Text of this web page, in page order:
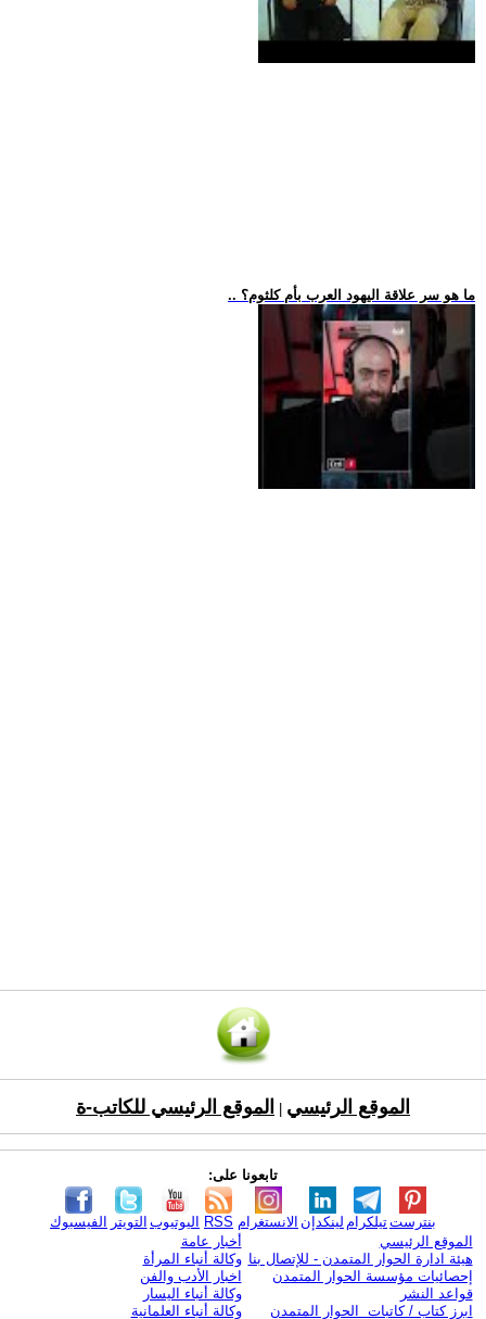
.. ما هو سر علاقة اليهود العرب بأم كلثوم؟
الموقع الرئيسي الموقع الرئيسي للكاتب-ة
تابعونا على:
الفيسبوك التويتر اليوتيوب RSS الانستغرام لينكدإن تيلكرامبنترست
الموقع الرئيسي
هيئة ادارة الحوار المتمدن - للإتصال بنا
إحصائيات مؤسسة الحوار المتمدن
قواعد النشر
ابرز كتاب / كاتبات الحوار المتمدن
أخبار عامة
وكالة أنباء المرأة
اخبار الأدب والفن
وكالة أنباء اليسار
وكالة أنباء العلمانية